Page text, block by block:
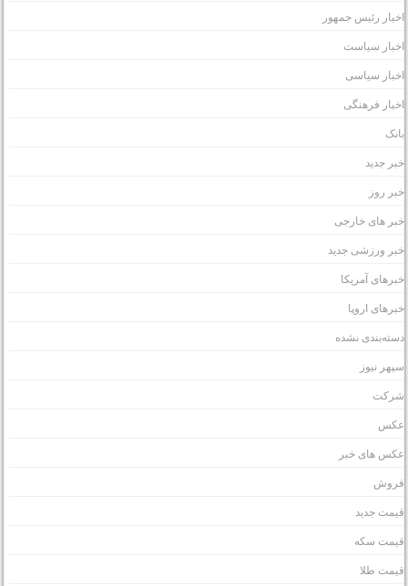
رئیس جمهور
سیاست
سیاسی
فرهنگی
جدید
روز
های خارجی
ورزشی جدید
آمریکا
اروپا
نشده
نیوز
های خبر
جدید
سکه
طلا